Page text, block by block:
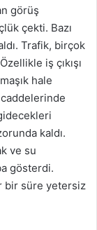
görüş
çekti. Bazı
Trafik, birçok
iş çıkışı
hale
kaldı.
ve su
gösterdi.
bir süre yetersiz